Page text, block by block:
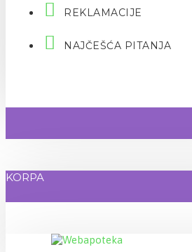
REKLAMACIJE
NAJČEŠĆA PITANJA
KORPA